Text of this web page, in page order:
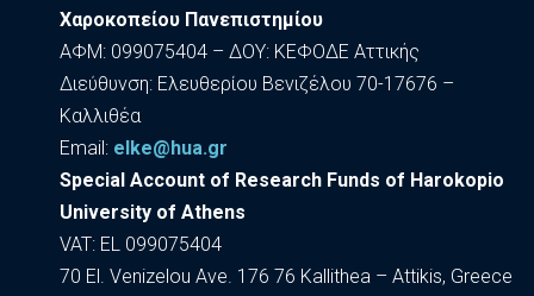
Χαροκοπείου Πανεπιστημίου
ΑΦΜ: 099075404 – ΔΟΥ: ΚΕΦΟΔΕ Αττικής
Διεύθυνση: Ελευθερίου Βενιζέλου 70-17676 –
Καλλιθέα
Εmail: elke@hua.gr
Special Account of Research Funds of Harokopio
University of Athens
VAT: EL 099075404
70 El. Venizelou Ave. 176 76 Kallithea – Attikis, Greece